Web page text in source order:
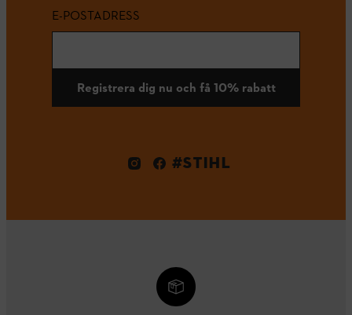
E-POSTADRESS
Registrera dig nu och få 10% rabatt
#STIHL